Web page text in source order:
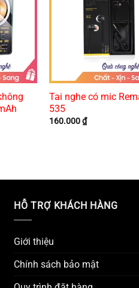
Tai nghe có mic
535
160.000₫
HỖ TRỢ KHÁCH HÀNG
Giới thiệu
Chính sách bảo mật